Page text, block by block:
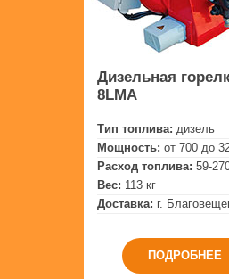
Дизельная
8LMA
Тип топлива: дизель
Мощность: от 700 до
Расход топлива: 59-
Вес: 113 кг
Доставка: г.
ПОДРОБНЕЕ